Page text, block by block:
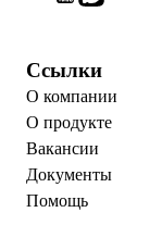
Ссылки
О компании
О продукте
Вакансии
Документы
Помощь